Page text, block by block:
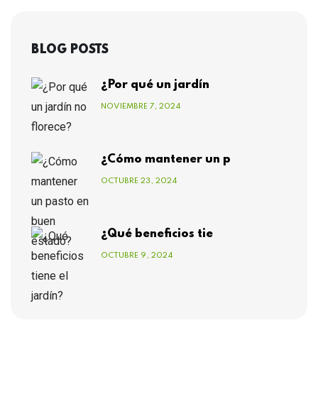
BLOG POSTS
¿Por qué un jardín
NOVIEMBRE 7, 2024
¿Cómo mantener un p
OCTUBRE 23, 2024
¿Qué beneficios tie
OCTUBRE 9, 2024